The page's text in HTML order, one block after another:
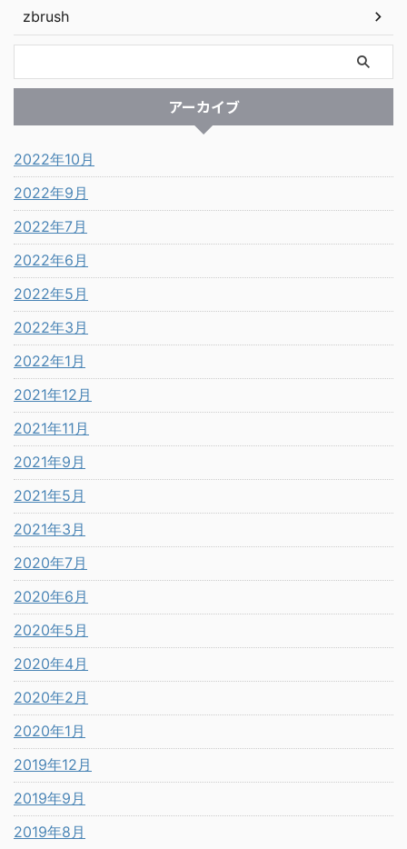
zbrush
アーカイブ
2022年10月
2022年9月
2022年7月
2022年6月
2022年5月
2022年3月
2022年1月
2021年12月
2021年11月
2021年9月
2021年5月
2021年3月
2020年7月
2020年6月
2020年5月
2020年4月
2020年2月
2020年1月
2019年12月
2019年9月
2019年8月